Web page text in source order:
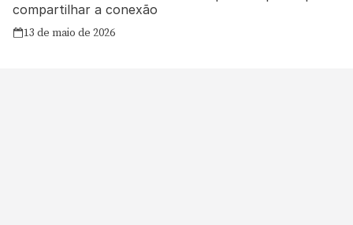
compartilhar a conexão
13 de maio de 2026